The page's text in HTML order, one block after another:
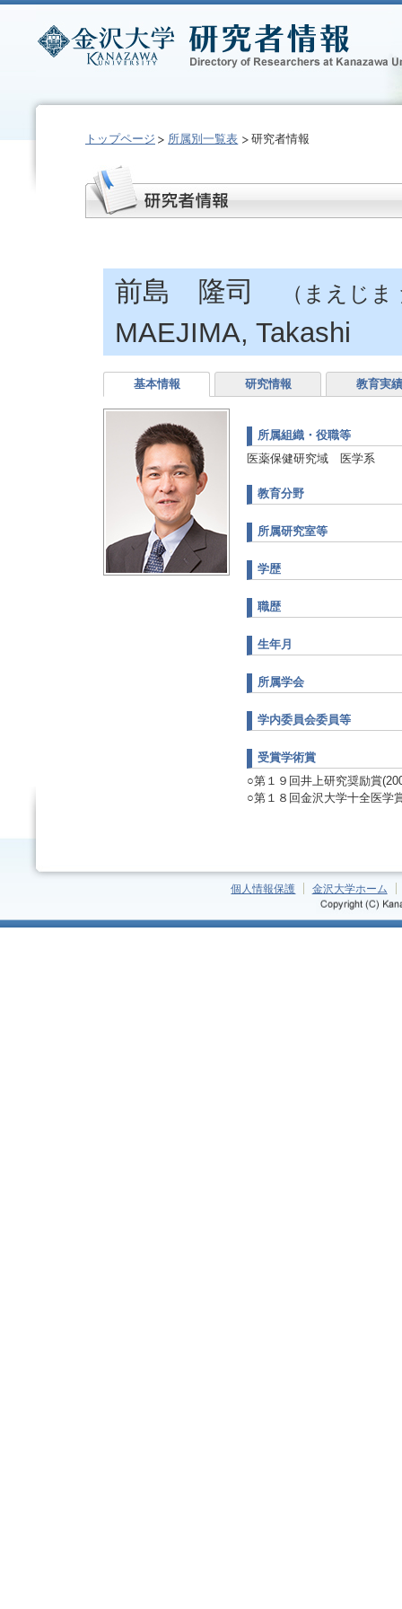
トップページ 所属別一覧表 研究者情報
前島 隆司 （まえじ
MAEJIMA, Takashi
基本情報 研究情報 教育実績
所属組織・役職等
医薬保健研究域 医学系
教育分野
所属研究室等
学歴
職歴
生年月
所属学会
学内委員会委員等
受賞学術賞
○第１９回井上研究奨励賞
○第１８回金沢大学十全医学
個人情報保護 金沢大学ホーム